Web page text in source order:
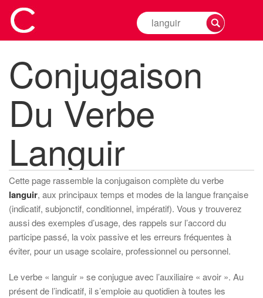
Rechercher
la
d'un
verbe
Conjugaison
Du Verbe
Languir
Cette page rassemble la conjugaison complète du verbe
languir, aux principaux temps et modes de la langue française
(indicatif, subjonctif, conditionnel, impératif). Vous y trouverez
aussi des exemples d’usage, des rappels sur l’accord du
participe passé, la voix passive et les erreurs fréquentes à
éviter, pour un usage scolaire, professionnel ou personnel.
Le verbe « languir » se conjugue avec l’auxiliaire « avoir ». Au
présent de l’indicatif, il s’emploie au quotidien à toutes les